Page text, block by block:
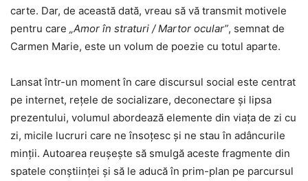
carte. Dar, de această dată, vreau să vă transmit motivele
pentru care „Amor în straturi / Martor ocular”, semnat de
Carmen Marie, este un volum de poezie cu totul aparte.
Lansat într-un moment în care discursul social este centrat
pe internet, rețele de socializare, deconectare și lipsa
prezentului, volumul abordează elemente din viața de zi cu
zi, micile lucruri care ne însoțesc și ne stau în adâncurile
minții. Autoarea reușește să smulgă aceste fragmente din
spatele conștiinței și să le aducă în prim-plan pe parcursul